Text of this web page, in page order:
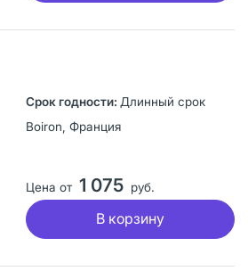
Длинный срок
Boiron, Франция
Цена от 1 075 руб.
В корзину